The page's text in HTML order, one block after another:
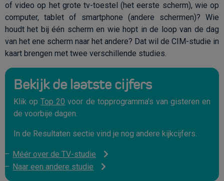
of video op het grote tv-toestel (het eerste scherm), wie op
computer, tablet of smartphone (andere schermen)? Wie
houdt het bij één scherm en wie hopt in de loop van de dag
van het ene scherm naar het andere? Dat wil de CIM-studie in
kaart brengen met twee verschillende studies.
Bekijk de laatste cijfers
Klik opTop 20 voor de topprogramma's van gisteren en
de voorbije dagen.
In de Resultaten sectie vind je nog andere kijkcijfers.
Méér over de TV-studie
Naar een andere studie